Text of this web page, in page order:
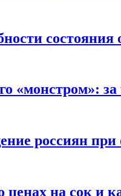
состояния
«монстром»:
россиян при
ценах на сок и